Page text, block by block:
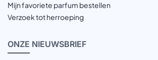
Mijn favoriete parfum bestellen
Verzoek tot herroeping
ONZE NIEUWSBRIEF